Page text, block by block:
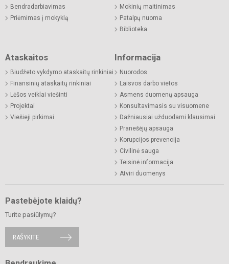
Bendradarbiavimas
Priėmimas į mokyklą
Mokinių maitinimas
Patalpų nuoma
Biblioteka
Ataskaitos
Biudžeto vykdymo ataskaitų rinkiniai
Finansinių ataskaitų rinkiniai
Lėšos veiklai viešinti
Projektai
Viešieji pirkimai
Informacija
Nuorodos
Laisvos darbo vietos
Asmens duomenų apsauga
Konsultavimasis su visuomene
Dažniausiai užduodami klausimai
Pranešėjų apsauga
Korupcijos prevencija
Civilinė sauga
Teisinė informacija
Atviri duomenys
Pastebėjote klaidų?
Turite pasiūlymų?
RAŠYKITE